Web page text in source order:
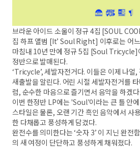
브라운 아이드 소울이 정규 4집 [SOUL
집 하프 앨범 [It’ Soul Right] 이후로는 어
마침내 10년 만에 정규 5집 [Soul Tricycle]
정반으로 발매된다.
‘Tricycle’, 세발자전거다. 이들은 이제 나얼
새출발을 알린다. 어린 시절 세발자전거를
럼, 순수한 마음으로 즐기면서 음악을 하겠
이번 한정반 LP에는 'Soul'이라는 큰 틀 안
스타일은 물론, 오랜 기간 흑인 음악에서 사
한 다채롭고 풍성하게 담겼다.
완전수를 의미한다는 ‘숫자 3’ 이 지닌 완전
의 새 여정이 단단하고 풍성하게 채워졌다.